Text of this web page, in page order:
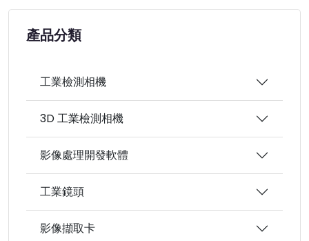
產品分類
工業檢測相機
3D 工業檢測相機
影像處理開發軟體
工業鏡頭
影像擷取卡